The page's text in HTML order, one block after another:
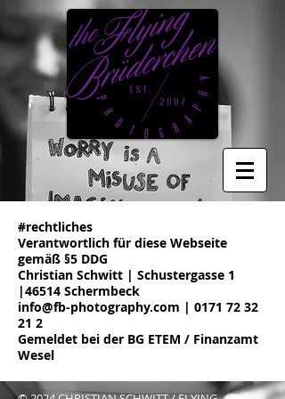
#rechtliches
Verantwortlich für diese Webseite
gemäß §5 DDG
Christian Schwitt | Schustergasse 1
|46514 Schermbeck
info@fb-photography.com | 0171 72 32
21 2
Gemeldet bei der BG ETEM / Finanzamt
Wesel